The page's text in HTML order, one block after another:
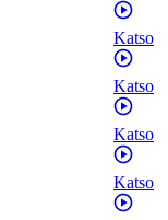
Katso
Katso
Katso
Katso